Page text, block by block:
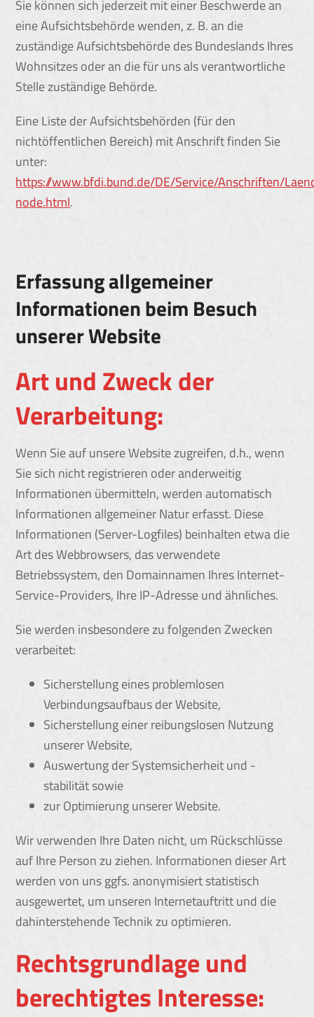
Sie können sich jederzeit mit einer Beschwerde an
eine Aufsichtsbehörde wenden, z. B. an die
zuständige Aufsichtsbehörde des Bundeslands Ihres
Wohnsitzes oder an die für uns als verantwortliche
Stelle zuständige Behörde.
Eine Liste der Aufsichtsbehörden (für den
nichtöffentlichen Bereich) mit Anschrift finden Sie
unter:
https://www.bfdi.bund.de/DE/Service/Anschriften/
node.html.
Erfassung allgemeiner
Informationen beim Besuch
unserer Website
Art und Zweck der
Verarbeitung:
Wenn Sie auf unsere Website zugreifen, d.h., wenn
Sie sich nicht registrieren oder anderweitig
Informationen übermitteln, werden automatisch
Informationen allgemeiner Natur erfasst. Diese
Informationen (Server-Logfiles) beinhalten etwa die
Art des Webbrowsers, das verwendete
Betriebssystem, den Domainnamen Ihres Internet-
Service-Providers, Ihre IP-Adresse und ähnliches.
Sie werden insbesondere zu folgenden Zwecken
verarbeitet:
Sicherstellung eines problemlosen
Verbindungsaufbaus der Website,
Sicherstellung einer reibungslosen Nutzung
unserer Website,
Auswertung der Systemsicherheit und -
stabilität sowie
zur Optimierung unserer Website.
Wir verwenden Ihre Daten nicht, um Rückschlüsse
auf Ihre Person zu ziehen. Informationen dieser Art
werden von uns ggfs. anonymisiert statistisch
ausgewertet, um unseren Internetauftritt und die
dahinterstehende Technik zu optimieren.
Rechtsgrundlage und
berechtigtes Interesse: